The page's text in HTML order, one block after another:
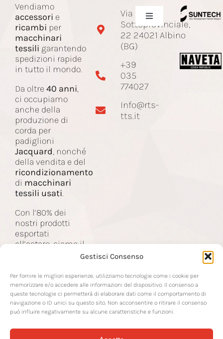
Gestisci Consenso
Per fornire le migliori esperienze, utilizziamo tecnologie come i cookie per
memorizzare e/o accedere alle informazioni del dispositivo. Il consenso a
queste tecnologie ci permetterà di elaborare dati come il comportamento di
navigazione o ID unici su questo sito. Non acconsentire o ritirare il consenso
può influire negativamente su alcune caratteristiche e funzioni.
Vendiamo
accessori e
ricambi per
macchinari
tessili garantendo
spedizioni rapide
in tutto il mondo.
Da oltre 40 anni,
ci occupiamo
anche della
produzione di
corda per
padiglioni
Jacquard, nonché
della vendita e del
ricondizionamento
di macchinari
tessili usati.
Con l’80% dei
nostri prodotti
esportati
all’estero, siamo il
settore tessile a
livello mondiale.
Via
Sottoprovinciale,
22 24021 Albino
(BG)
+39
035
774027
Info@rts-
tts.it
Toggle
Navigation
Azienda
Ricambi e accessori
Corda Jacquard
Macchinari
Contatti